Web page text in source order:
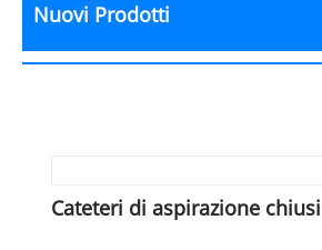
Nuovi Prodotti
Cateteri di aspirazione